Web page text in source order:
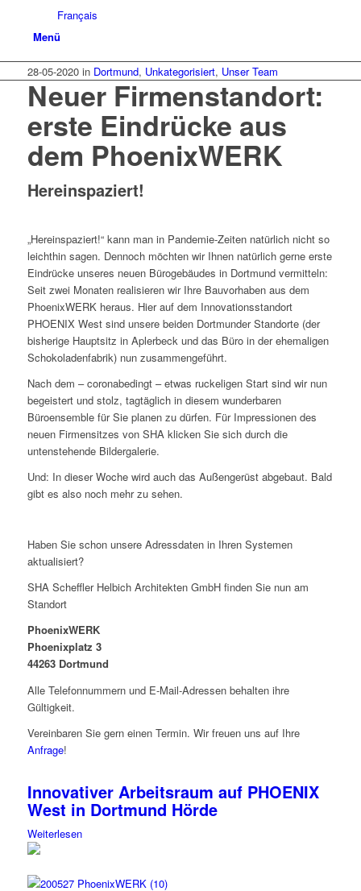
Français
Menü
28-05-2020in Dortmund, Unkategorisiert, Unser Team
Neuer Firmenstandort:
erste Eindrücke aus
dem PhoenixWERK
Hereinspaziert!
„Hereinspaziert!“ kann man in Pandemie-Zeiten natürlich nicht so
leichthin sagen. Dennoch möchten wir Ihnen natürlich gerne erste
Eindrücke unseres neuen Bürogebäudes in Dortmund vermitteln:
Seit zwei Monaten realisieren wir Ihre Bauvorhaben aus dem
PhoenixWERK heraus. Hier auf dem Innovationsstandort
PHOENIX West sind unsere beiden Dortmunder Standorte (der
bisherige Hauptsitz in Aplerbeck und das Büro in der ehemaligen
Schokoladenfabrik) nun zusammengeführt.
Nach dem – coronabedingt – etwas ruckeligen Start sind wir nun
begeistert und stolz, tagtäglich in diesem wunderbaren
Büroensemble für Sie planen zu dürfen. Für Impressionen des
neuen Firmensitzes von SHA klicken Sie sich durch die
untenstehende Bildergalerie.
Und: In dieser Woche wird auch das Außengerüst abgebaut. Bald
gibt es also noch mehr zu sehen.
Haben Sie schon unsere Adressdaten in Ihren Systemen
aktualisiert?
SHA Scheffler Helbich Architekten GmbH finden Sie nun am
Standort
PhoenixWERK
Phoenixplatz 3
44263 Dortmund
Alle Telefonnummern und E-Mail-Adressen behalten ihre
Gültigkeit.
Vereinbaren Sie gern einen Termin. Wir freuen uns auf Ihre
Anfrage!
Innovativer Arbeitsraum auf PHOENIX
West in Dortmund Hörde
Weiterlesen